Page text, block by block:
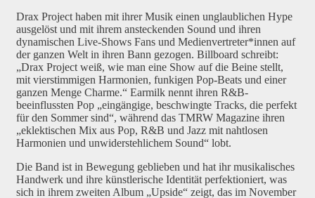
Drax Project haben mit ihrer Musik einen unglaublichen Hype
ausgelöst und mit ihrem ansteckenden Sound und ihren
dynamischen Live-Shows Fans und Medienvertreter*innen auf
der ganzen Welt in ihren Bann gezogen. Billboard schreibt:
„Drax Project weiß, wie man eine Show auf die Beine stellt,
mit vierstimmigen Harmonien, funkigen Pop-Beats und einer
ganzen Menge Charme.“ Earmilk nennt ihren R&B-
beeinflussten Pop „eingängige, beschwingte Tracks, die perfekt
für den Sommer sind“, während das TMRW Magazine ihren
„eklektischen Mix aus Pop, R&B und Jazz mit nahtlosen
Harmonien und unwiderstehlichem Sound“ lobt.
Die Band ist in Bewegung geblieben und hat ihr musikalisches
Handwerk und ihre künstlerische Identität perfektioniert, was
sich in ihrem zweiten Album „Upside“ zeigt, das im November